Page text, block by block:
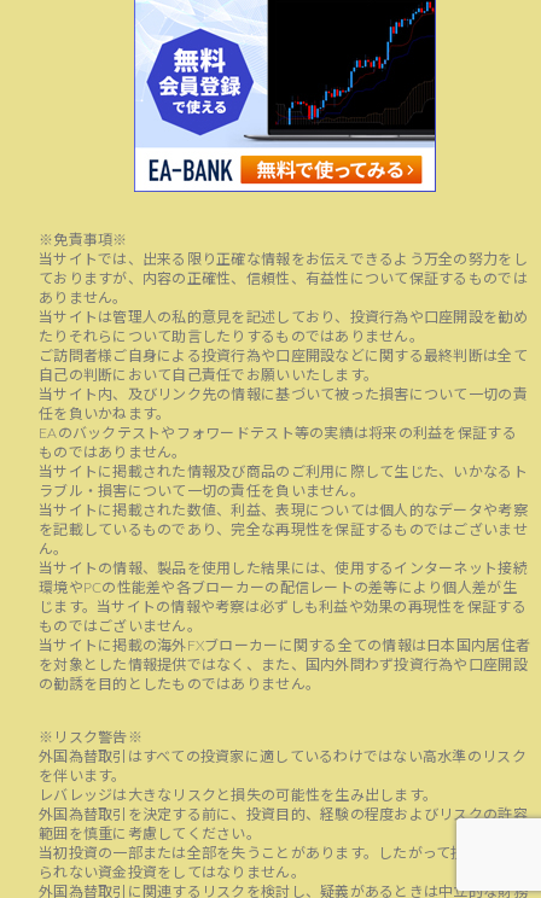
※免責事項※
当サイトでは、出来る限り正確な情報をお伝えできるよう万全の努力をし
ておりますが、内容の正確性、信頼性、有益性について保証するものでは
ありません。
当サイトは管理人の私的意見を記述しており、投資行為や口座開設を勧め
たりそれらについて助言したりするものではありません。
ご訪問者様ご自身による投資行為や口座開設などに関する最終判断は全て
自己の判断において自己責任でお願いいたします。
当サイト内、及びリンク先の情報に基づいて被った損害について一切の責
任を負いかねます。
EAのバックテストやフォワードテスト等の実績は将来の利益を保証する
ものではありません。
当サイトに掲載された情報及び商品のご利用に際して生じた、いかなるト
ラブル・損害について一切の責任を負いません。
当サイトに掲載された数値、利益、表現については個人的なデータや考察
を記載しているものであり、完全な再現性を保証するものではございませ
ん。
当サイトの情報、製品を使用した結果には、使用するインターネット接続
環境やPCの性能差や各ブローカーの配信レートの差等により個人差が生
じます。当サイトの情報や考察は必ずしも利益や効果の再現性を保証する
ものではございません。
当サイトに掲載の海外FXブローカーに関する全ての情報は日本国内居住者
を対象とした情報提供ではなく、また、国内外問わず投資行為や口座開設
の勧誘を目的としたものではありません。
※リスク警告※
外国為替取引はすべての投資家に適しているわけではない高水準のリスク
を伴います。
レバレッジは大きなリスクと損失の可能性を生み出します。
外国為替取引を決定する前に、投資目的、経験の程度およびリスクの許容
範囲を慎重に考慮してください。
当初投資の一部または全部を失うことがあります。したがって損失に耐え
られない資金投資をしてはなりません。
外国為替取引に関連するリスクを検討し、疑義があるときは中立的な財務